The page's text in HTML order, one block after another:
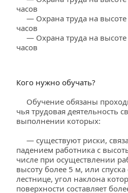
часов
часов
часов
Кого нужно обучать?
чья трудовая деятельность
выполнении которых:
падением работника с
числе при осуществлении
высоту более 5 м, или
лестнице, угол наклона
поверхности составляет